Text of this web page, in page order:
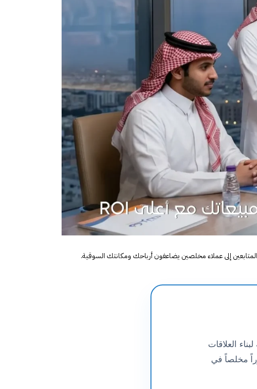
إلى عملاء مخلصين يضاعفون أرباحك ومكانتك السوقية.
العلاقات
مخلصاً في